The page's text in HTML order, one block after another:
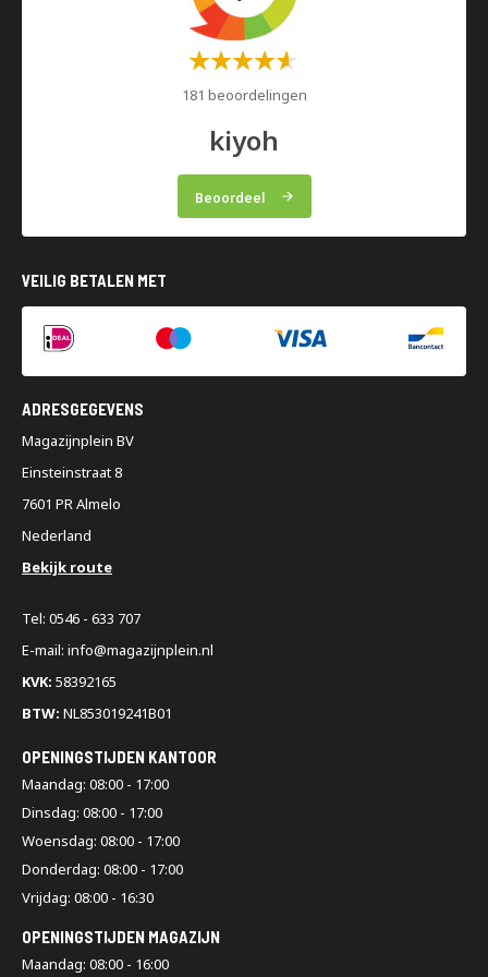
Waardering:
181 beoordelingen
kiyoh
Beoordeel
VEILIG BETALEN MET
ADRESGEGEVENS
Magazijnplein BV
Einsteinstraat 8
7601 PR Almelo
Nederland
Bekijk route
Tel: 0546 - 633 707
E-mail: info@magazijnplein.nl
KVK: 58392165
BTW: NL853019241B01
OPENINGSTIJDEN KANTOOR
Maandag: 08:00 - 17:00
Dinsdag: 08:00 - 17:00
Woensdag: 08:00 - 17:00
Donderdag: 08:00 - 17:00
Vrijdag: 08:00 - 16:30
OPENINGSTIJDEN MAGAZIJN
Maandag: 08:00 - 16:00